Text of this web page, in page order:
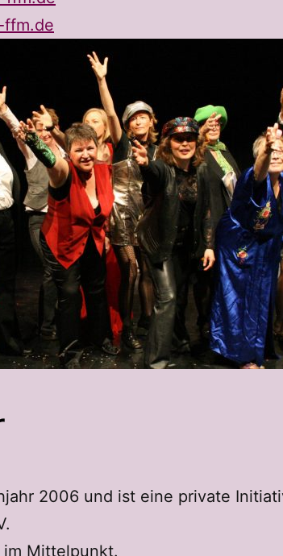
2006 und ist eine private
Mittelpunkt.